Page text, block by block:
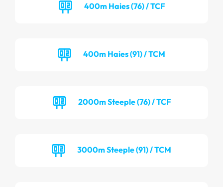
400m Haies (76) / TCF
400m Haies (91) / TCM
2000m Steeple (76) / TCF
3000m Steeple (91) / TCM